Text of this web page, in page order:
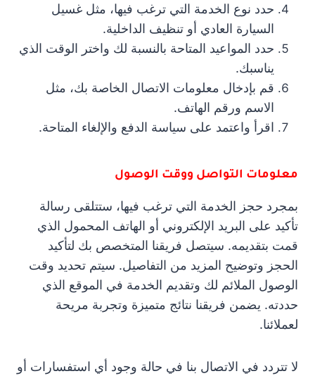
حدد نوع الخدمة التي ترغب فيها، مثل غسيل
السيارة العادي أو تنظيف الداخلية.
حدد المواعيد المتاحة بالنسبة لك واختر الوقت الذي
يناسبك.
قم بإدخال معلومات الاتصال الخاصة بك، مثل
الاسم ورقم الهاتف.
اقرأ واعتمد على سياسة الدفع والإلغاء المتاحة.
معلومات التواصل ووقت الوصول
بمجرد حجز الخدمة التي ترغب فيها، ستتلقى رسالة
تأكيد على البريد الإلكتروني أو الهاتف المحمول الذي
قمت بتقديمه. سيتصل فريقنا المتخصص بك لتأكيد
الحجز وتوضيح المزيد من التفاصيل. سيتم تحديد وقت
الوصول الملائم لك وتقديم الخدمة في الموقع الذي
حددته. يضمن فريقنا نتائج متميزة وتجربة مريحة
لعملائنا.
لا تتردد في الاتصال بنا في حالة وجود أي استفسارات أو